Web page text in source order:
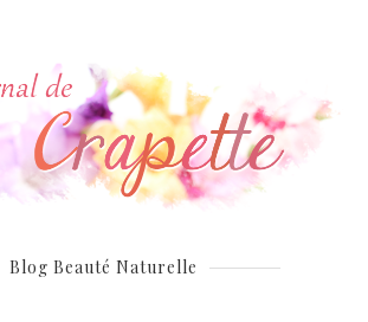
Blog Beauté Naturelle